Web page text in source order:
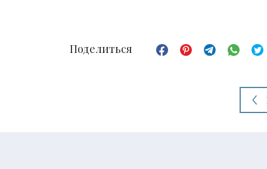
Поделиться